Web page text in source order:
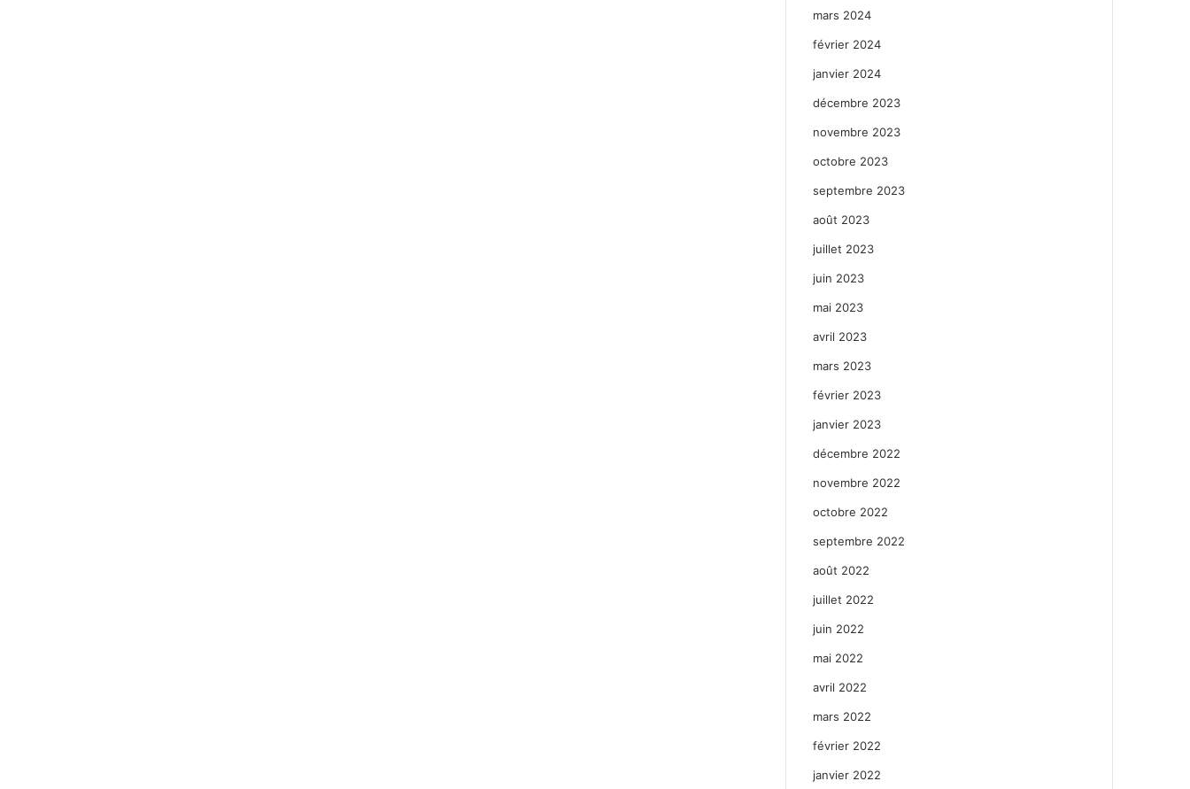
mars 2024
février 2024
janvier 2024
décembre 2023
novembre 2023
octobre 2023
septembre 2023
août 2023
juillet 2023
juin 2023
mai 2023
avril 2023
mars 2023
février 2023
janvier 2023
décembre 2022
novembre 2022
octobre 2022
septembre 2022
août 2022
juillet 2022
juin 2022
mai 2022
avril 2022
mars 2022
février 2022
janvier 2022